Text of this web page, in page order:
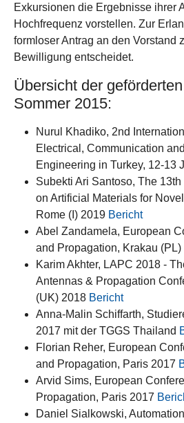
Exkursionen die Ergebnisse ihrer
Hochfrequenz vorstellen. Zur
formloser Antrag an den Vorstand
Bewilligung entscheidet.
Übersicht der
Sommer 2015:
Nurul Khadiko, 2nd
Electrical, Communication
Engineering in Turkey, 12-13
Subekti Ari Santoso, The
on Artificial Materials for
Rome (I) 2019 Bericht
Abel Zandamela, European
and Propagation, Krakau (PL)
Karim Akhter, LAPC 2018 -
Antennas & Propagation
(UK) 2018 Bericht
Anna-Malin Schiffarth,
2017 mit der TGGS Thailand
Florian Reher, European
and Propagation, Paris 2017
Arvid Sims, European
Propagation, Paris 2017
Daniel Sialkowski,